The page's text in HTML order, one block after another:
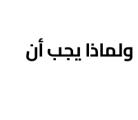
يجب أن